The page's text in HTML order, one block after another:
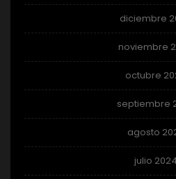
diciembre
noviembre
octubre
septiembre
agosto
julio 2024